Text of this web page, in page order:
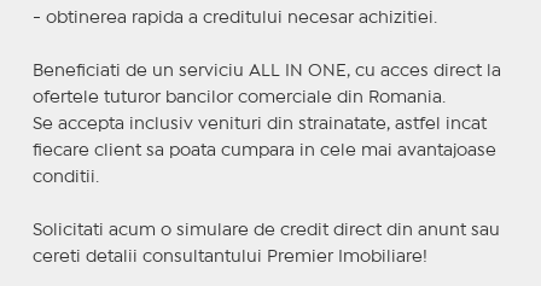
- obtinerea rapida a creditului necesar achizitiei.
Beneficiati de un serviciu ALL IN ONE, cu acces direct la
ofertele tuturor bancilor comerciale din Romania.
Se accepta inclusiv venituri din strainatate, astfel incat
fiecare client sa poata cumpara in cele mai avantajoase
conditii.
Solicitati acum o simulare de credit direct din anunt sau
cereti detalii consultantului Premier Imobiliare!